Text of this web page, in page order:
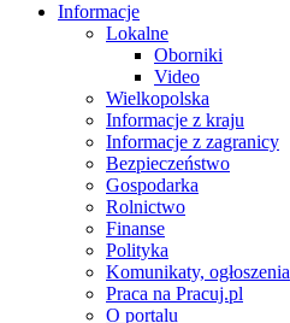
Informacje
Lokalne
Oborniki
Video
Wielkopolska
Informacje z kraju
Informacje z zagranicy
Bezpieczeństwo
Gospodarka
Rolnictwo
Finanse
Polityka
Komunikaty, ogłoszenia
Praca na Pracuj.pl
O portalu